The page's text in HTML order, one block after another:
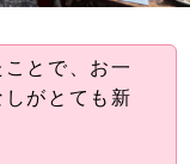
とで、お一
がとても新